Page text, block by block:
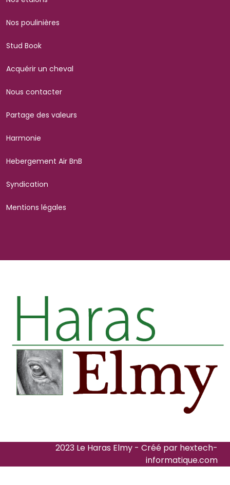
Nos poulinières
Stud Book
Acquérir un cheval
Nous contacter
Partage des valeurs
Harmonie
Hebergement Air BnB
Syndication
Mentions légales
2023 Le Haras Elmy - Créé par hextech-
informatique.com